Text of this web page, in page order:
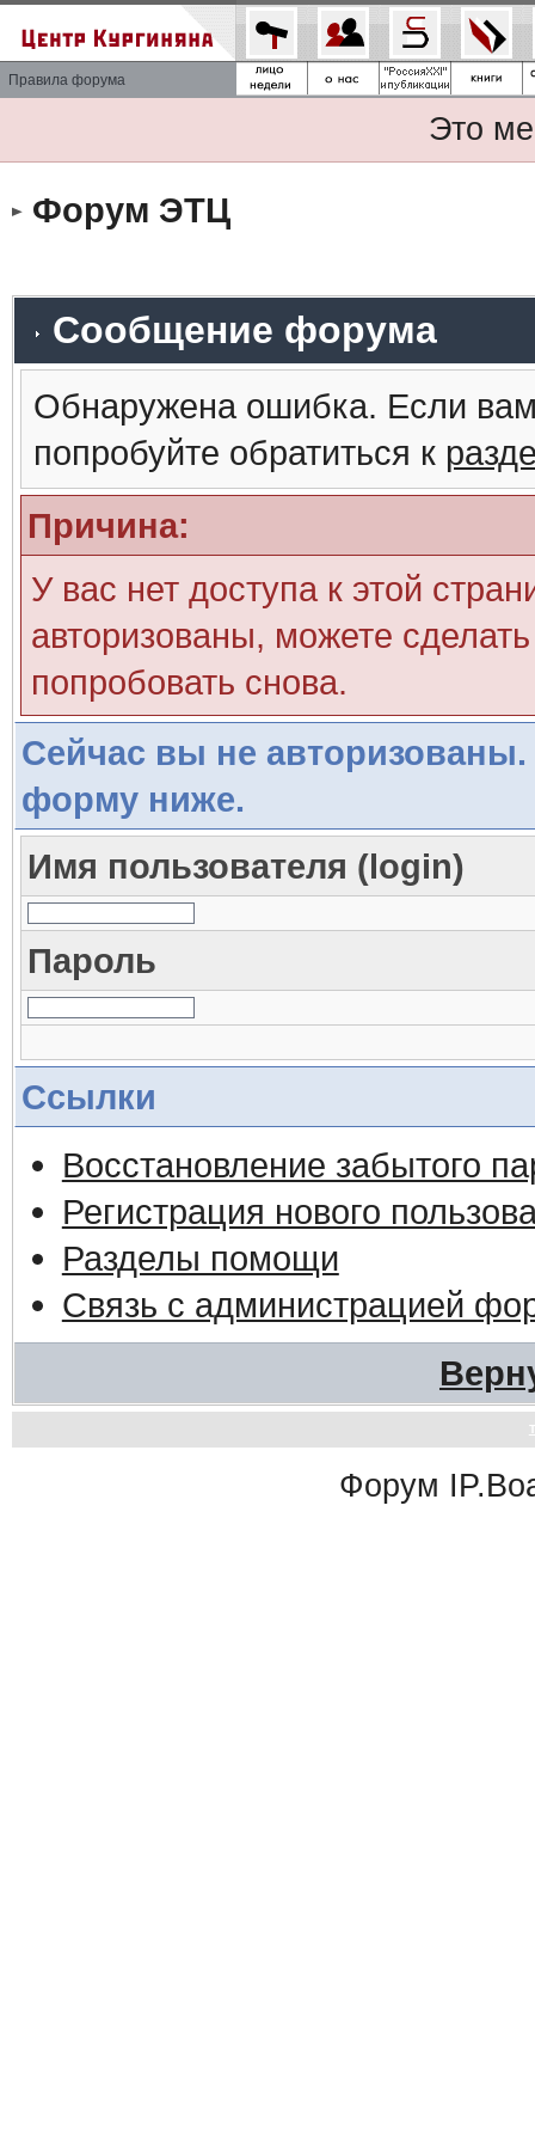
Правила форума
Это
Форум ЭТЦ
Сообщение форума
Обнаружена ошибка. Если
попробуйте обратиться к
Причина:
У вас нет доступа к этой
авторизованы, можете
попробовать снова.
Сейчас вы не авторизованы.
форму ниже.
Имя пользователя (login)
Пароль
Ссылки
Восстановление забытого
Регистрация нового
Разделы помощи
Связь с администрацией
Форум